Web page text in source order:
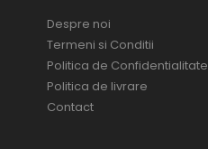
Despre noi
Termeni si Conditii
Politica de Confidentialitate
Politica de livrare
Contact